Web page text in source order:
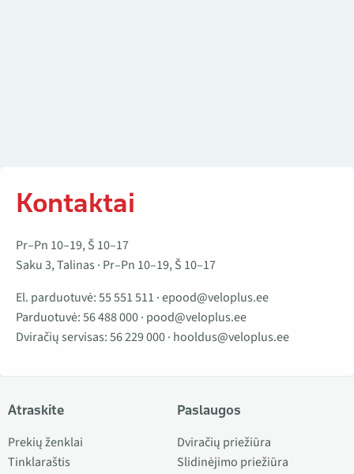
Kontaktai
Pr–Pn 10–19, Š 10–17
Saku 3, Talinas · Pr–Pn 10–19, Š 10–17
El. parduotuvė:55 551 511 ·epood@veloplus.ee
Parduotuvė:56 488 000· pood@veloplus.ee
Dviračių servisas:56 229 000· hooldus@veloplus.ee
Atraskite
Prekių ženklai
Tinklaraštis
Paslaugos
Dviračių priežiūra
Slidinėjimo priežiūra